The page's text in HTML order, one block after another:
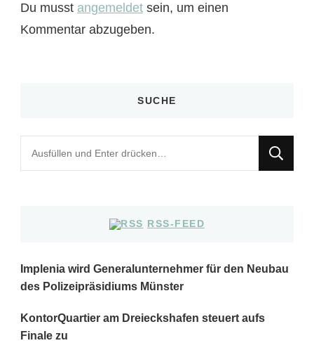
Du musst angemeldet sein, um einen
Kommentar abzugeben.
SUCHE
du
RSS-FEED
Implenia wird Generalunternehmer für den Neubau
des Polizeipräsidiums Münster
KontorQuartier am Dreieckshafen steuert aufs
Finale zu